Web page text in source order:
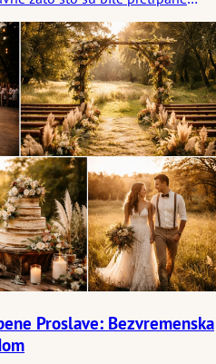
oko sebe, sto na kome
skoro prazan kako bi
u fokusu: ovi izbori čine više
emocionalni smer kroz
promišljeno, a ne namešteno.
Proslave: Bezvremenska